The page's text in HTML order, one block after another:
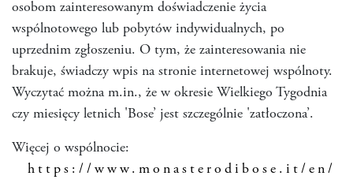
osobom zainteresowanym doświadczenie życia
wspólnotowego lub pobytów indywidualnych, po
uprzednim zgłoszeniu. O tym, że zainteresowania nie
brakuje, świadczy wpis na stronie internetowej wspólnoty.
Wyczytać można m.in., że w okresie Wielkiego Tygodnia
czy miesięcy letnich 'Bose’ jest szczególnie 'zatłoczona’.
Więcej o wspólnocie:
https://www.monasterodibose.it/en/